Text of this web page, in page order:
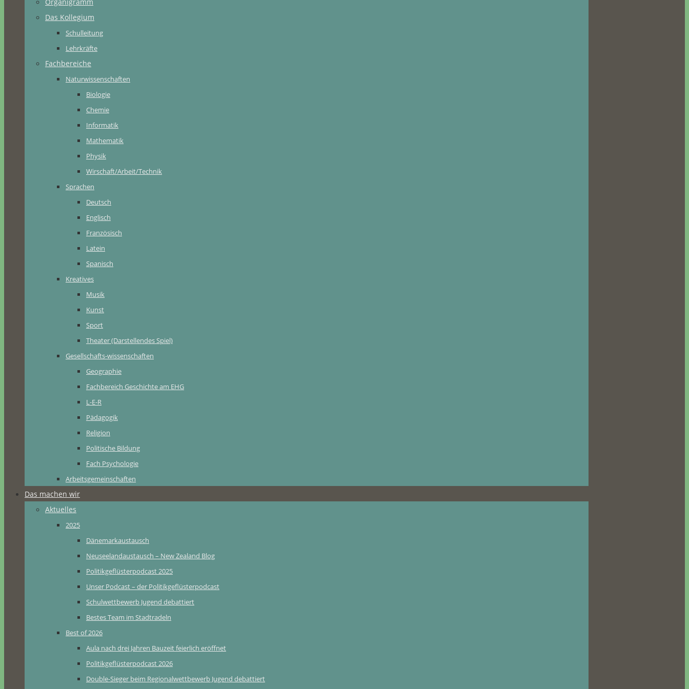
Das Kollegium
Schulleitung
Lehrkräfte
Fachbereiche
Naturwissenschaften
Biologie
Chemie
Informatik
Mathematik
Physik
Wirschaft/Arbeit/Technik
Sprachen
Deutsch
Englisch
Französisch
Latein
Spanisch
Kreatives
Musik
Kunst
Sport
Theater (Darstellendes Spiel)
Gesellschafts-wissenschaften
Geographie
Fachbereich Geschichte am EHG
L-E-R
Pädagogik
Religion
Politische Bildung
Fach Psychologie
Arbeitsgemeinschaften
Das machen wir
Aktuelles
2025
Dänemarkaustausch
Neuseelandaustausch – New Zealand Blog
Politikgeflüsterpodcast 2025
Unser Podcast – der Politikgeflüsterpodcast
Schulwettbewerb Jugend debattiert
Bestes Team im Stadtradeln
Best of 2026
Aula nach drei Jahren Bauzeit feierlich eröffnet
Politikgeflüsterpodcast 2026
Double-Sieger beim Regionalwettbewerb Jugend debattiert